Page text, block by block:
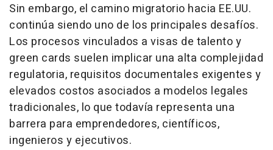
Sin embargo, el camino migratorio hacia EE.UU.
continúa siendo uno de los principales desafíos.
Los procesos vinculados a visas de talento y
green cards suelen implicar una alta complejidad
regulatoria, requisitos documentales exigentes y
elevados costos asociados a modelos legales
tradicionales, lo que todavía representa una
barrera para emprendedores, científicos,
ingenieros y ejecutivos.